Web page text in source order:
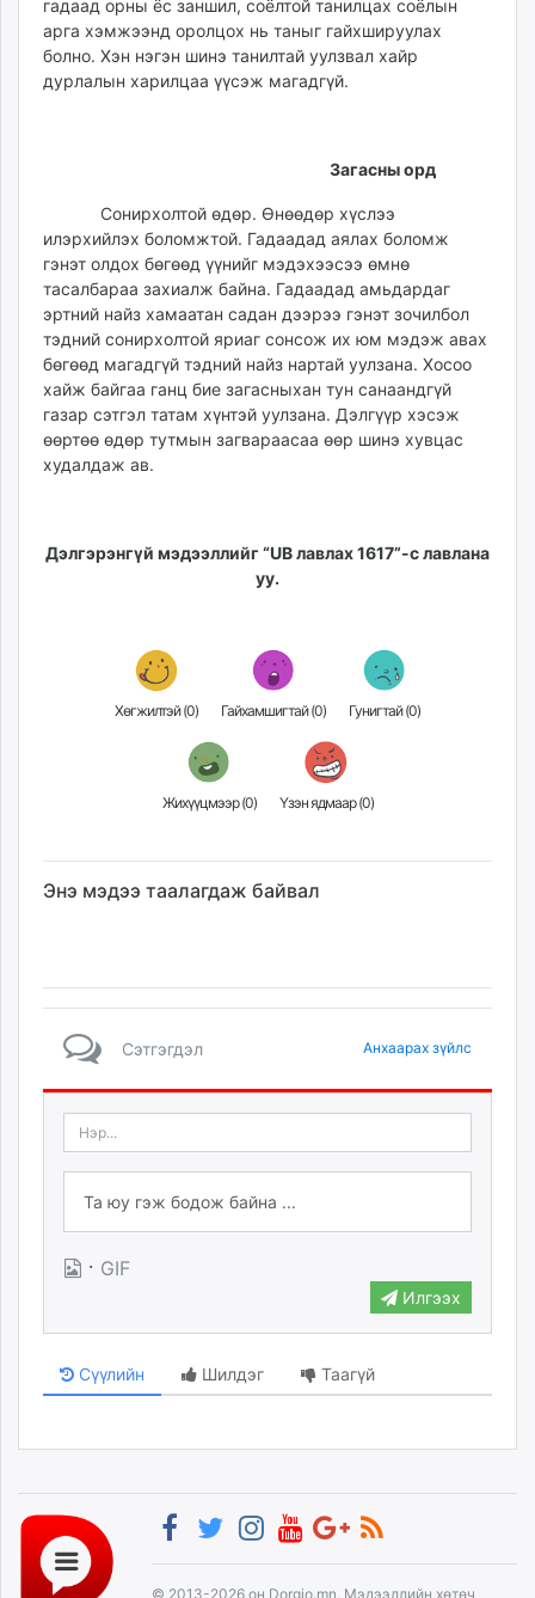
гадаад орны ёс заншил, соёлтой танилцах соёлын
арга хэмжээнд оролцох нь таныг гайхшируулах
болно. Хэн нэгэн шинэ танилтай уулзвал хайр
дурлалын харилцаа үүсэж магадгүй.
Загасны орд
Сонирхолтой өдөр. Өнөөдөр хүслээ
илэрхийлэх боломжтой. Гадаадад аялах боломж
гэнэт олдох бөгөөд үүнийг мэдэхээсээ өмнө
тасалбараа захиалж байна. Гадаадад амьдардаг
эртний найз хамаатан садан дээрээ гэнэт зочилбол
тэдний сонирхолтой яриаг сонсож их юм мэдэж авах
бөгөөд магадгүй тэдний найз нартай уулзана. Хосоо
хайж байгаа ганц бие загасныхан тун санаандгүй
газар сэтгэл татам хүнтэй уулзана. Дэлгүүр хэсэж
өөртөө өдөр тутмын загвараасаа өөр шинэ хувцас
худалдаж ав.
Дэлгэрэнгүй мэдээллийг “UB лавлах 1617”-с лавлана
уу.
Хөгжилтэй (0) Гайхамшигтай (0) Гунигтай (0)
Жихүүцмээр (0) Үзэн ядмаар (0)
Энэ мэдээ таалагдаж байвал
Сэтгэгдэл Анхаарах зүйлс
· GIF
Илгээх
Сүүлийн Шилдэг Таагүй
© 2013-2026 он Dorgio.mn, Мэдээллийн хөтөч